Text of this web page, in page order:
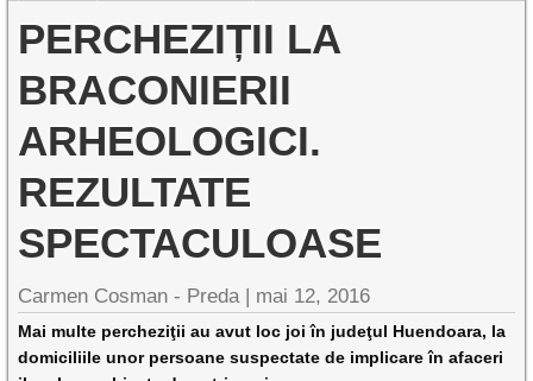
PERCHEZIȚII LA
BRACONIERII
ARHEOLOGICI.
REZULTATE
SPECTACULOASE
Carmen Cosman - Preda | mai 12, 2016
Mai multe percheziţii au avut loc joi în judeţul Huendoara, la
domiciliile unor persoane suspectate de implicare în afaceri